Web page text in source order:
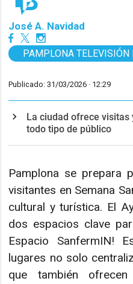
José A. Navidad
PAMPLONA
Publicado: 31/03/2026 · 12:29
La ciudad ofrece visitas
todo tipo de público
Pamplona se prepara
visitantes en Semana
cultural y turística. El
dos espacios clave
Espacio SanfermIN!
lugares no solo
que también